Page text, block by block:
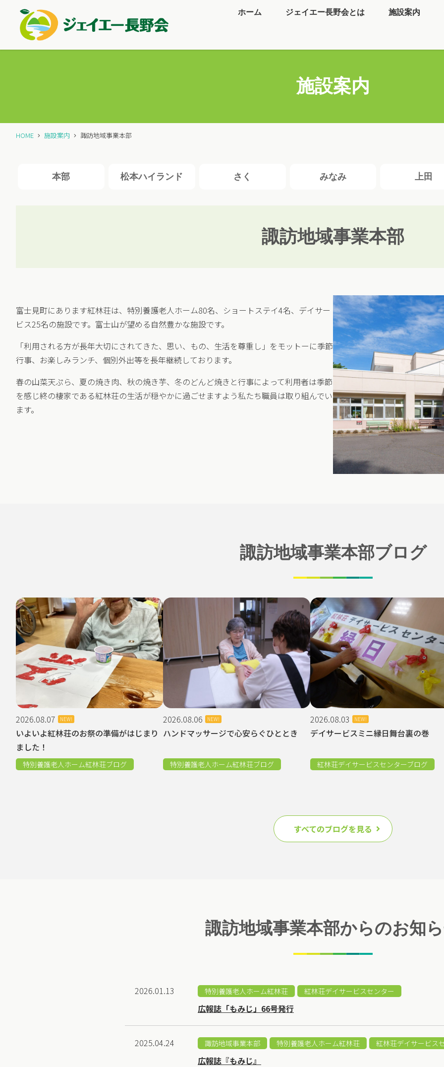
ホーム ジェイエー長野会とは 施設案内
施設案内
HOME 施設案内 諏訪地域事業本部
本部 松本ハイランド さく みなみ 上田
諏訪地域事業本部
富士見町にあります紅林荘は、特別養護老人ホーム80名、ショートステイ4名、デイサー
ビス25名の施設です。富士山が望める自然豊かな施設です。
「利用される方が長年大切にされてきた、思い、もの、生活を尊重し」をモットーに季節
行事、お楽しみランチ、個別外出等を長年継続しております。
春の山菜天ぷら、夏の焼き肉、秋の焼き芋、冬のどんど焼きと行事によって利用者は季節
を感じ終の棲家である紅林荘の生活が穏やかに過ごせますよう私たち職員は取り組んでい
ます。
諏訪地域事業本部ブログ
いよいよ紅林荘のお祭の準備がはじまり
ました！
2026.08.07 NEW!
特別養護老人ホーム紅林荘ブログ
ハンドマッサージで心安らぐひととき
2026.08.06 NEW!
特別養護老人ホーム紅林荘ブログ
デイサービスミニ縁日舞台裏の巻
2026.08.03 NEW!
紅林荘デイサービスセンターブログ
すべてのブログを見る
諏訪地域事業本部からのお知
2026.01.13
広報誌「もみじ」66号発行
特別養護老人ホーム紅林荘 紅林荘デイサービスセンター
2025.04.24
広報誌『もみじ』
諏訪地域事業本部 特別養護老人ホーム紅林荘 紅林荘デイサービス